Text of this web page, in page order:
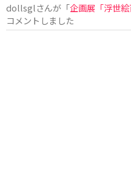
dollsglさんが「企画展「浮世
コメントしました